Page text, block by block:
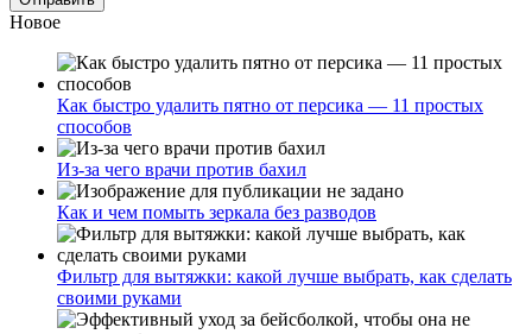
Новое
Как быстро удалить пятно от персика — 11 простых
способов
Из-за чего врачи против бахил
Как и чем помыть зеркала без разводов
Фильтр для вытяжки: какой лучше выбрать, как сделать
своими руками